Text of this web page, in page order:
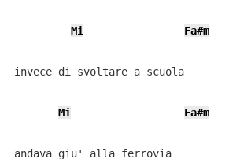
Mi Fa#m
invece di svoltare a scuola
Mi Fa#m
andava giu' alla ferrovia